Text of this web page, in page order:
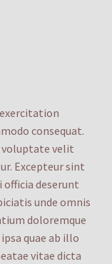
consequat.
voluptate velit
Excepteur sint
officia deserunt
unde omnis
doloremque
quae ab illo
vitae dicta